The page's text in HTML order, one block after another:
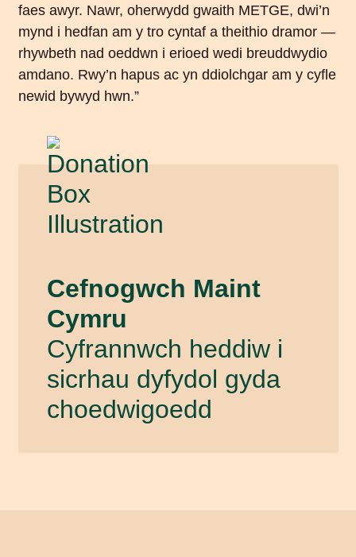
faes awyr. Nawr, oherwydd gwaith METGE, dwi’n
mynd i hedfan am y tro cyntaf a theithio dramor —
rhywbeth nad oeddwn i erioed wedi breuddwydio
amdano. Rwy’n hapus ac yn ddiolchgar am y cyfle
newid bywyd hwn.”
Cefnogwch Maint
Cymru
Cyfrannwch heddiw i
sicrhau dyfydol gyda
choedwigoedd